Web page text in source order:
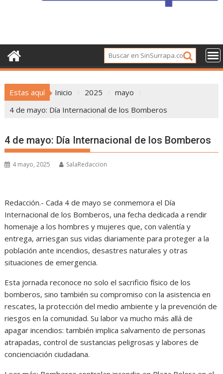
Estas aquí Inicio 2025
mayo
4 de mayo: Día Internacional de los Bomberos
4 de mayo: Día Internacional de los Bomberos
4 mayo, 2025 SalaRedaccion
Redacción.- Cada 4 de mayo se conmemora el Día
Internacional de los Bomberos, una fecha dedicada a rendir
homenaje a los hombres y mujeres que, con valentía y
entrega, arriesgan sus vidas diariamente para proteger a la
población ante incendios, desastres naturales y otras
situaciones de emergencia.
Esta jornada reconoce no solo el sacrificio físico de los
bomberos, sino también su compromiso con la asistencia en
rescates, la protección del medio ambiente y la prevención de
riesgos en la comunidad. Su labor va mucho más allá de
apagar incendios: también implica salvamento de personas
atrapadas, control de sustancias peligrosas y labores de
concienciación ciudadana.